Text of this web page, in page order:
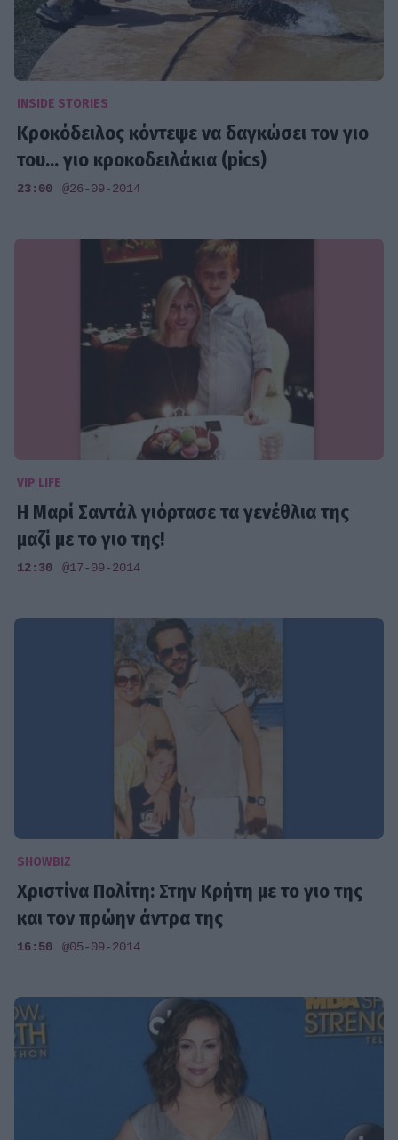
INSIDE STORIES
Κροκόδειλος κόντεψε να δαγκώσει τον γιο
του... γιο κροκοδειλάκια (pics)
23:00 @26-09-2014
VIP LIFE
Η Μαρί Σαντάλ γιόρτασε τα γενέθλια της
μαζί με το γιο της!
12:30 @17-09-2014
SHOWBIZ
Χριστίνα Πολίτη: Στην Κρήτη με το γιο της
και τον πρώην άντρα της
16:50 @05-09-2014